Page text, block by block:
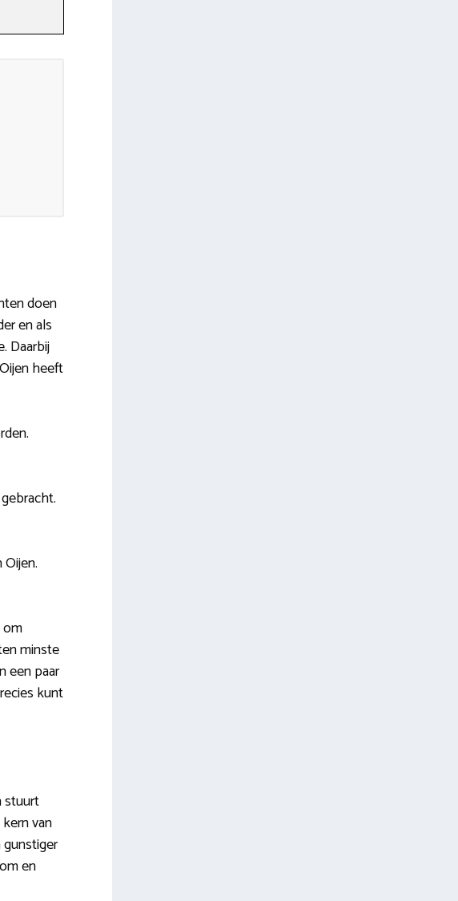
doen
en als
Daarbij
heeft
minste
een paar
kunt
stuurt
van
en